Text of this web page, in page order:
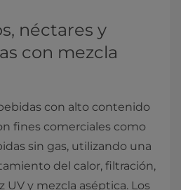
néctares y
con mezcla
con alto contenido
fines comerciales como
sin gas, utilizando una
del calor, filtración,
y mezcla aséptica. Los